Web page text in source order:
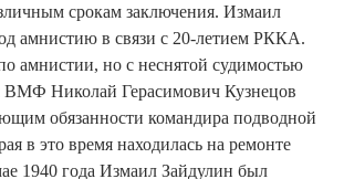
срокам заключения. Измаил
амнистию в связи с 20-летием РККА.
амнистии, но с неснятой судимостью
ВМФ Николай Герасимович Кузнецов
обязанности командира подводной
в это время находилась на ремонте
1940 года Измаил Зайдулин был